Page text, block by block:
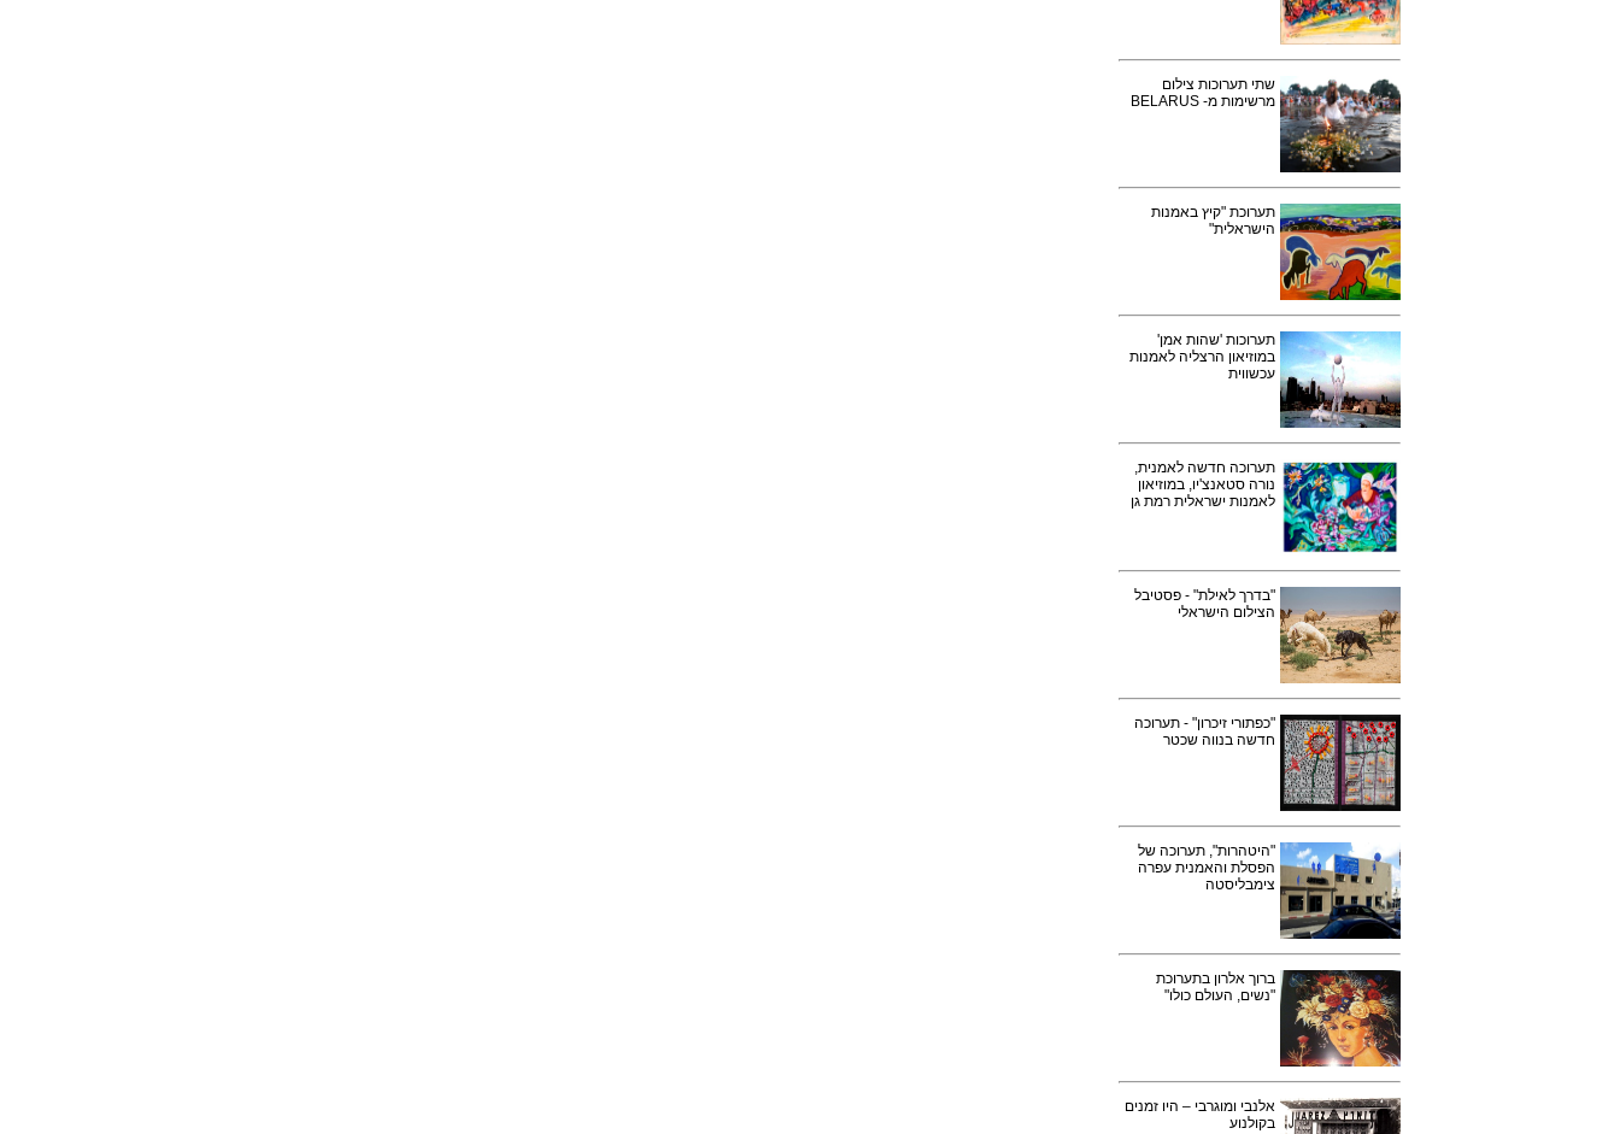
שתי תערוכות צילום
מרשימות מ- BELARUS
תערוכת "קיץ באמנות
הישראלית"
תערוכות 'שהות אמן'
במוזיאון הרצליה לאמנות
עכשווית
תערוכה חדשה לאמנית,
נורה סטאנצ'יו, במוזיאון
לאמנות ישראלית רמת גן
"בדרך לאילת" - פסטיבל
הצילום הישראלי
"כפתורי זיכרון" - תערוכה
חדשה בנווה שכטר
"היטהרות", תערוכה של
הפסלת והאמנית עפרה
צימבליסטה
ברוך אלרון בתערוכת
"נשים, העולם כולו"
אלנבי ומוגרבי – היו זמנים
בקולנוע